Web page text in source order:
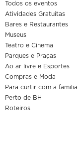
Todos os eventos
Atividades Gratuitas
Bares e Restaurantes
Museus
Teatro e Cinema
Parques e Praças
Ao ar livre e Esportes
Compras e Moda
Para curtir com a familia
Perto de BH
Roteiros